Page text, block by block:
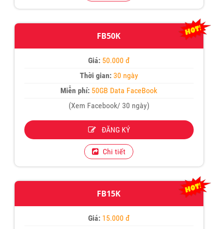
FB50K
Giá: 50.000 đ
Thời gian: 30 ngày
Miễn phí: 50GB Data FaceBook
(Xem Facebook/ 30 ngày)
ĐĂNG KÝ
Chi tiết
FB15K
Giá: 15.000 đ